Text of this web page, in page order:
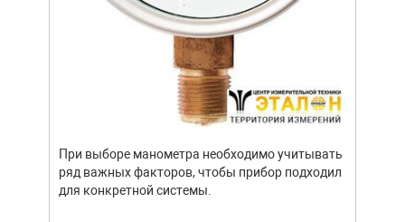
При выборе манометра необходимо учитывать
ряд важных факторов, чтобы прибор подходил
для конкретной системы.